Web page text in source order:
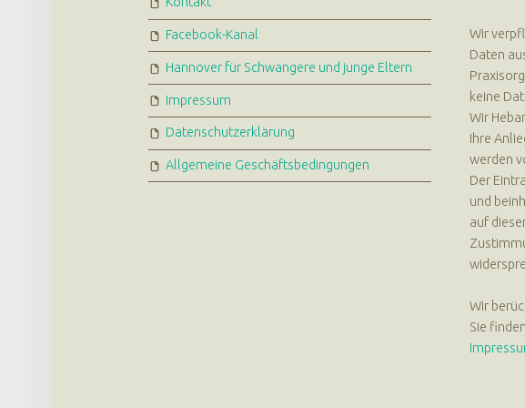
Facebook-Kanal
Hannover für Schwangere und junge Eltern
Impressum
Datenschutzerklärung
Allgemeine Geschäftsbedingungen
Wir
Daten
keine
Wir
Ihre
werden
Der
und
auf
Wir
Sie